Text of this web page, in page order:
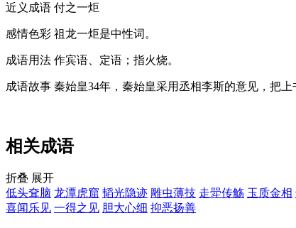
近义成语 付之一炬
感情色彩 祖龙一炬是中性词。
成语用法 作宾语、定语；指火烧。
成语故事 秦始皇34年，秦始皇采用丞相李斯的意见，把
相关成语
折叠 展开
低头耷脑 龙潭虎窟 韬光隐迹 雕虫薄技 走斝传觞 玉质金相
喜闻乐见 一得之见 胆大心细 抑恶扬善